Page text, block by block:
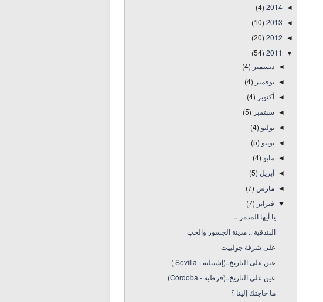
◄
2014
(4)
◄
2013
(10)
◄
2012
(20)
▼
2011
(54)
◄ديسمبر (4)
◄نوفمبر (4)
◄ أكتوبر (4)
◄ سبتمبر (5)
◄يوليو (4)
◄يونيو (5)
◄مايو (4)
◄ أبريل (5)
◄مارس (7)
▼ فبراير (7)
يا أيها المدمر ..
البندقية .. مدينة الجسور والحب
على شرفة جولييت
عين على التاريخ..(إشبيلية - Sevilla )
عين على التاريخ..(قرطبة - Córdoba)
ما حاجتك إلينا ؟